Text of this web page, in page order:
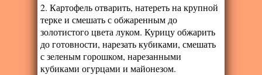
2. Картофель отварить, натереть на крупной
терке и смешать с обжаренным до
золотистого цвета луком. Курицу обжарить
до готовности, нарезать кубиками, смешать
с зеленым горошком, нарезанными
кубиками огурцами и майонезом.